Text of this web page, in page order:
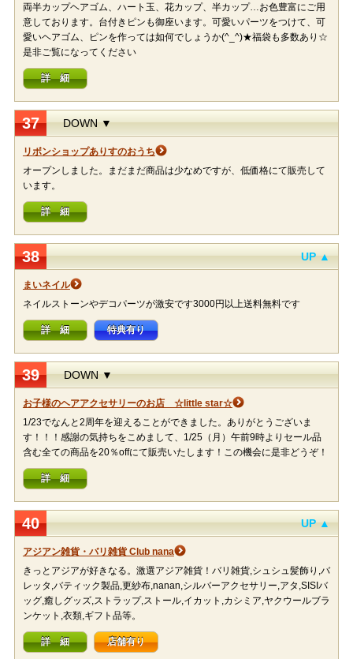
両半カップヘアゴム、ハート玉、花カップ、半カップ…お色豊富にご用
意しております。台付きピンも御座います。可愛いパーツをつけて、可
愛いヘアゴム、ピンを作っては如何でしょうか(^_^)★福袋も多数あり☆
是非ご覧になってください
詳 細
37 DOWN ▼
リボンショップありすのおうち
オープンしました。まだまだ商品は少なめですが、低価格にて販売して
います。
詳 細
38 UP ▲
まいネイル
ネイルストーンやデコパーツが激安です3000円以上送料無料です
詳 細 特典有り
39 DOWN ▼
お子様のヘアアクセサリーのお店 ☆little star☆
1/23でなんと2周年を迎えることができました。ありがとうございま
す！！！感謝の気持ちをこめまして、1/25（月）午前9時よりセール品
含む全ての商品を20％offにて販売いたします！この機会に是非どうぞ！
詳 細
40 UP ▲
アジアン雑貨・バリ雑貨 Club nana
きっとアジアが好きなる。激選アジア雑貨！バリ雑貨,シュシュ髪飾り,バ
レッタ,バティック製品,更紗布,nanan,シルバーアクセサリー,アタ,SISIバ
ッグ,癒しグッズ,ストラップ,ストール,イカット,カシミア,ヤクウールブラ
ンケット,衣類,ギフト品等。
詳 細 店舗有り